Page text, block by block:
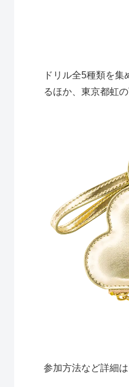
ドリル全5種類を
るほか、東京都虹
参加方法など詳細